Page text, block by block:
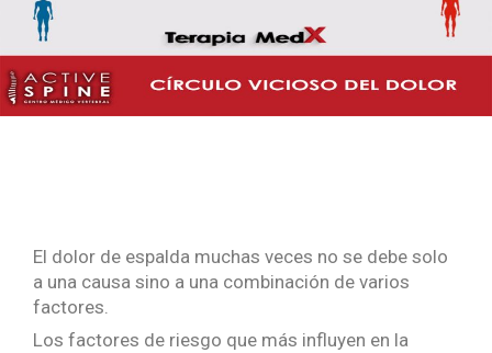
El dolor de espalda muchas veces no se debe solo
a una causa sino a una combinación de varios
factores.
Los factores de riesgo que más influyen en la